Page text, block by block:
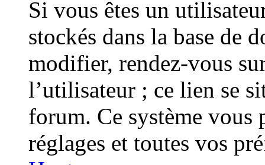
Si vous êtes un
stockés dans la base de
modifier, rendez-vous
l’utilisateur ; ce lien se
forum. Ce système vous
réglages et toutes vos